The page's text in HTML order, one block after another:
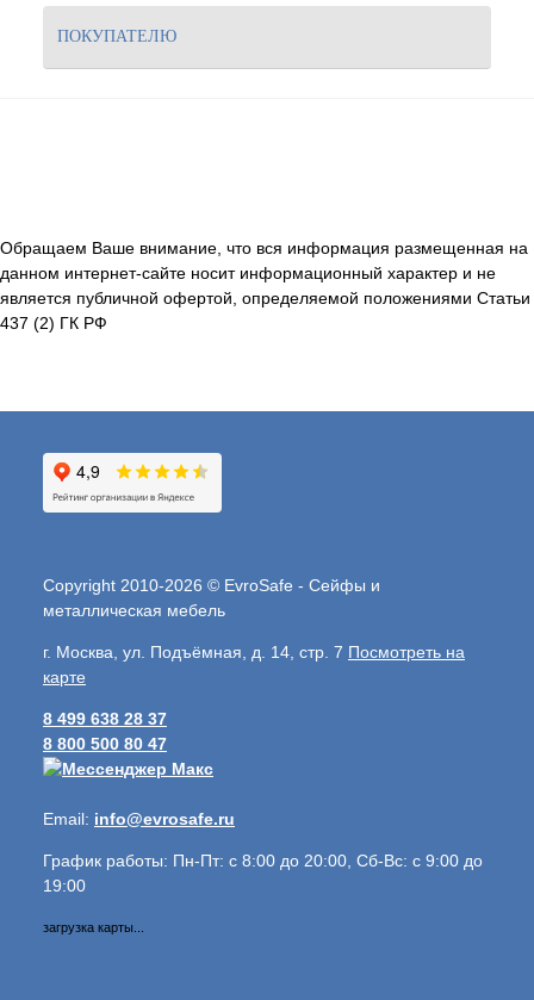
ПОКУПАТЕЛЮ
Обращаем Ваше внимание, что вся информация размещенная на
данном интернет-сайте носит информационный характер и не
является публичной офертой, определяемой положениями Статьи
437 (2) ГК РФ
Copyright 2010-2026 © EvroSafe - Сейфы и
металлическая мебель
г. Москва, ул. Подъёмная, д. 14, стр. 7 Посмотреть на
карте
8 499 638 28 37
8 800 500 80 47
Email: info@evrosafe.ru
График работы: Пн-Пт: с 8:00 до 20:00, Сб-Вс: с 9:00 до
19:00
загрузка карты...